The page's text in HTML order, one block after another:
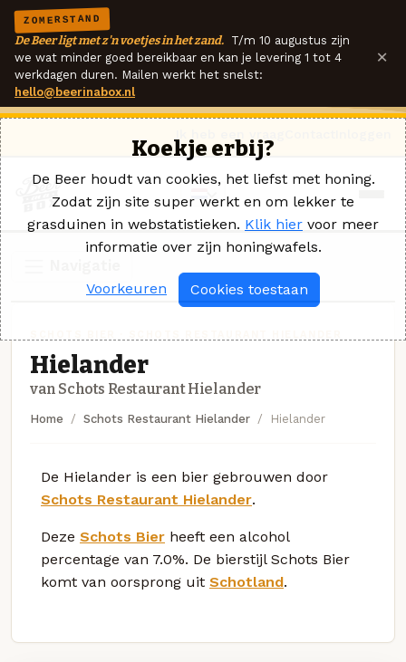
ZOMERSTAND
De Beer ligt met z'n voetjes in het zand. T/m 10 augustus zijn
we wat minder goed bereikbaar en kan je levering 1 tot 4
werkdagen duren. Mailen werkt het snelst:
hello@beerinabox.nl
×
Hielander
van Schots Restaurant Hielander
Home Schots Restaurant Hielander Hielander
De Hielander is een bier gebrouwen door
Schots Restaurant Hielander.
Deze Schots Bier heeft een alcohol
percentage van 7.0%. De bierstijl Schots Bier
komt van oorsprong uit Schotland.
Koekje erbij?
De Beer houdt van cookies, het liefst met honing.
Zodat zijn site super werkt en om lekker te
grasduinen in webstatistieken. Klik hier voor meer
informatie over zijn honingwafels.
Voorkeuren Cookies toestaan